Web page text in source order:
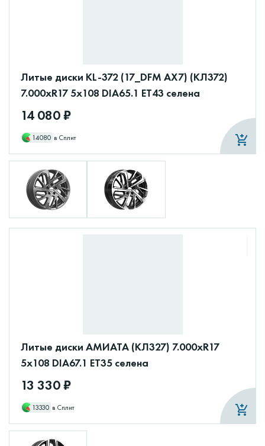
Литые диски KL-372 (17_DFM AX7) (КЛ372)
7.000xR17 5x108 DIA65.1 ET43 селена
14 080 ₽
14080 в Сплит
Литые диски АМИАТА (КЛ327) 7.000xR17
5x108 DIA67.1 ET35 селена
13 330 ₽
13330 в Сплит